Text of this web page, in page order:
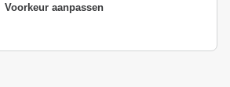
Voorkeur aanpassen